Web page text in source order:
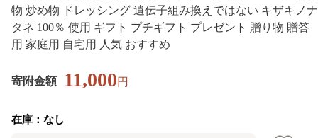
物 炒め物 ドレッシング 遺伝子組み換えではない キザキノナ
タネ 100％ 使用 ギフト プチギフト プレゼント 贈り物 贈答
用 家庭用 自宅用 人気 おすすめ
寄附金額 11,000円
在庫：なし